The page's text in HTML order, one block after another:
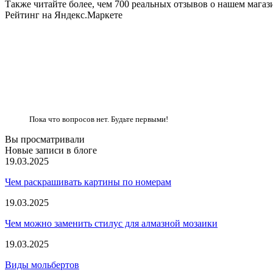
Также читайте более, чем 700 реальных отзывов о нашем
Рейтинг на Яндекс.Маркете
Пока что вопросов нет. Будьте первыми!
Вы просматривали
Новые записи в блоге
19.03.2025
Чем раскрашивать картины по номерам
19.03.2025
Чем можно заменить стилус для алмазной мозаики
19.03.2025
Виды мольбертов